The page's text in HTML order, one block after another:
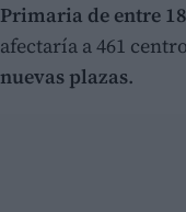
Primaria de entre
afectaría a 461
nuevas plazas.